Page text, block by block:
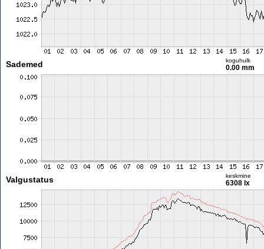
Sademed koguhulk
0.00 mm
Valgustatus keskmine
6308 lx